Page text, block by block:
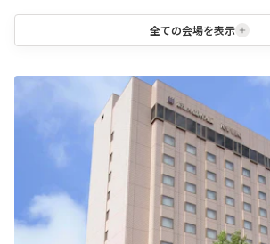
全ての会場を表示